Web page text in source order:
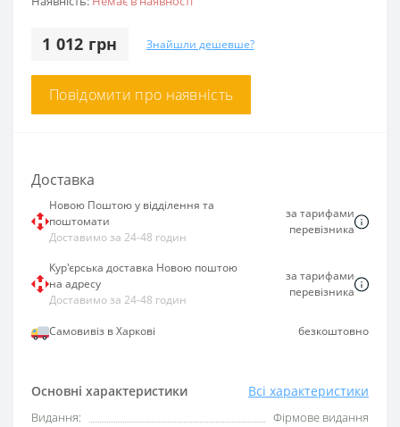
1 012 грн Знайшли дешевше?
Повідомити про наявність
Основні характеристики Всі характеристики
Видання:
Фірмове видання
Доставка
Новою Поштою у відділення та
поштомати
Доставимо за 24-48 годин
за тарифами
перевізника
Кур'єрська доставка Новою поштою
на адресу
Доставимо за 24-48 годин
за тарифами
перевізника
Самовивіз в Харкові безкоштовно